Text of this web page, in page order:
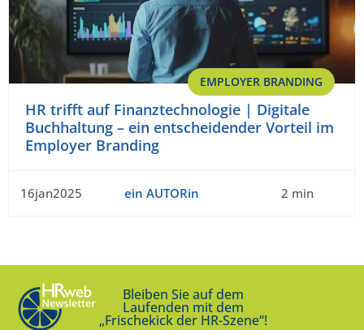
EMPLOYER BRANDING
HR trifft auf Finanztechnologie | Digitale
Buchhaltung – ein entscheidender Vorteil im
Employer Branding
16jan2025 ein AUTORin 2 min
Bleiben Sie auf dem
Laufenden mit dem
„Frischekick der HR-Szene“!